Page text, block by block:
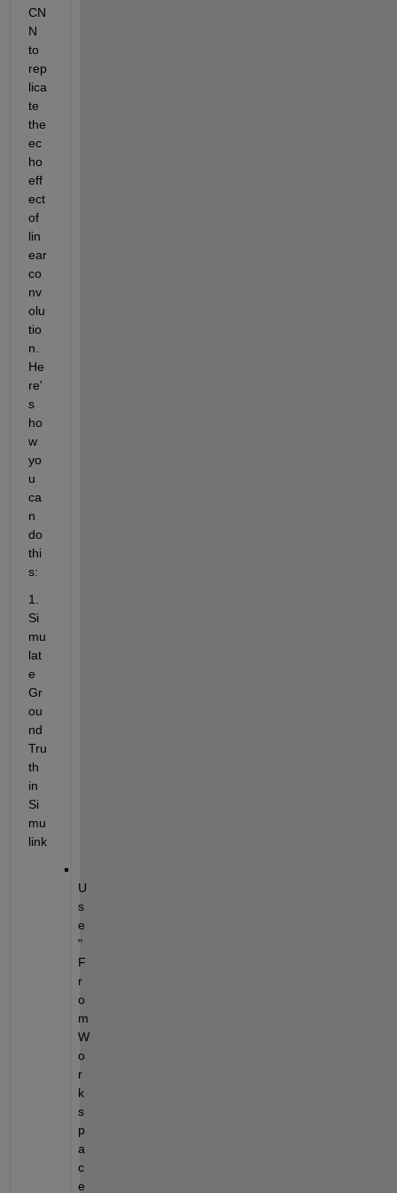
CN
N
to
rep
lica
te
the
ec
ho
eff
ect
of
lin
ear
co
nv
olu
tio
n.
He
re'
s
ho
w
yo
u
ca
n
do
thi
s:
1.
Si
mu
lat
e
Gr
ou
nd
Tru
th
in
Si
mu
link
U
s
e
"
F
r
o
m
W
o
r
k
s
p
a
c
e